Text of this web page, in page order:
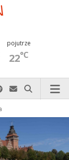
pojutrze
22°C
zadzwoń
u
X
nas na Instagram-ie
nas na TikTok-u
Szukaj nas na Spotify
Wyślij do nas
Szukaj